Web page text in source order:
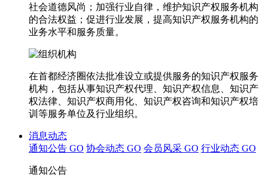
社会道德风尚；加强行业自律，维护知识产权服务机构
的合法权益；促进行业发展，提高知识产权服务机构的
业务水平和服务质量。
在首都经济圈依法批准设立或提供服务的知识产权服务
机构，包括从事知识产权代理、知识产权信息、知识产
权法律、知识产权商用化、知识产权咨询和知识产权培
训等服务单位及行业组织。
消息动态
通知公告 GO 协会动态 GO 会员风采 GO 行业动态 GO
通知公告